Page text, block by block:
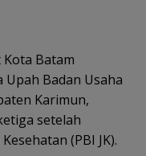
Batam
Badan Usaha
Karimun,
setelah
(PBI JK).